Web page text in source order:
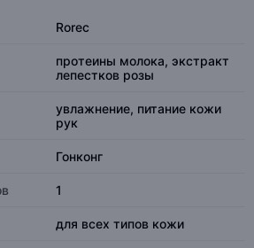
Rorec
протеины молока, экстракт
лепестков розы
увлажнение, питание кожи
рук
Гонконг
1
для всех типов кожи